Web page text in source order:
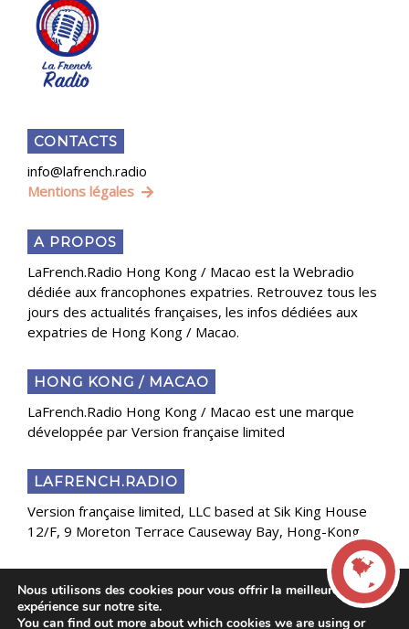
CONTACTS
info@lafrench.radio
Mentions légales
A PROPOS
LaFrench.Radio Hong Kong / Macao est la Webradio
dédiée aux francophones expatries. Retrouvez tous les
jours des actualités françaises, les infos dédiées aux
expatries de Hong Kong / Macao.
HONG KONG / MACAO
LaFrench.Radio Hong Kong / Macao est une marque
développée par Version française limited
LAFRENCH.RADIO
Version française limited, LLC based at Sik King House
12/F, 9 Moreton Terrace Causeway Bay, Hong-Kong
Copyright 2025 Presse Généraliste des Français de
l’Étranger
Nous utilisons des cookies pour vous offrir la meilleure
expérience sur notre site.
You can find out more about which cookies we are using or